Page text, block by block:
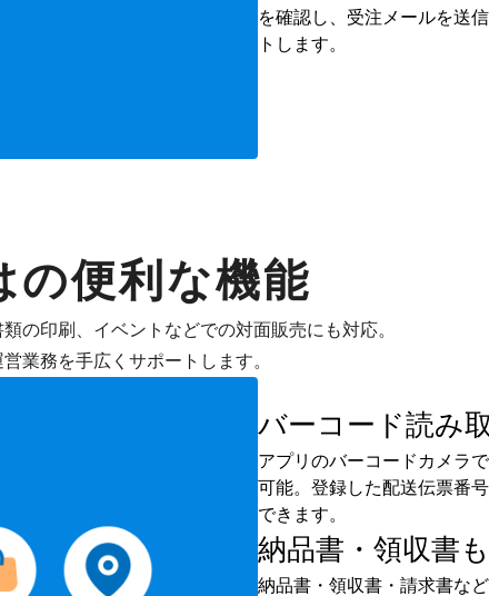
を確認し、受注メールを送
トします。
の便利な機能
の印刷、イベントなどでの対面販売にも対応。
業務を手広くサポートします。
バーコード読み
アプリのバーコードカメラ
可能。登録した配送伝票番
できます。
納品書・領収書
納品書・領収書・請求書な